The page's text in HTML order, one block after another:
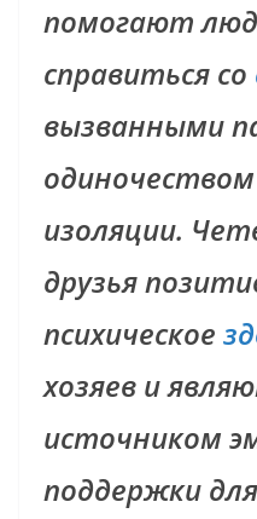
помогают
справиться со
вызванными
изоляции.
друзья
психическое
хозяев и
источником
поддержки